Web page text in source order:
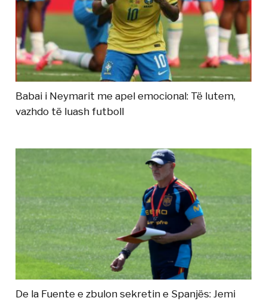
Babai i Neymarit me apel emocional: Të lutem,
vazhdo të luash futboll
De la Fuente e zbulon sekretin e Spanjës: Jemi